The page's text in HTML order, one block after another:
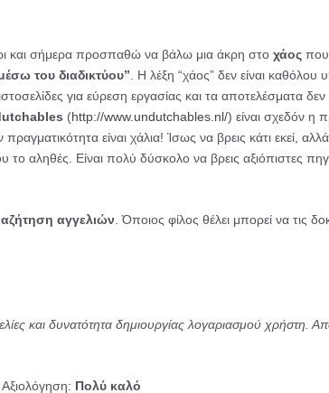
και σήμερα προσπαθώ να βάλω μια άκρη στοχάος που
του διαδικτύου” . Η λέξη “χάος” δεν είναι
για εύρεση εργασίας και τα αποτελέσματα
(http://www.undutchables.nl/) είναι σχεδόν
είναι χάλια! Ίσως να βρεις κάτι εκεί,
αληθές. Είναι πολύ δύσκολο να βρεις αξιόπιστες
αγγελιών. Όποιος φίλος θέλει μπορεί να τις
και δυνατότητα δημιουργίας λογαριασμού χρήστη.
Αξιολόγηση: Πολύ καλό